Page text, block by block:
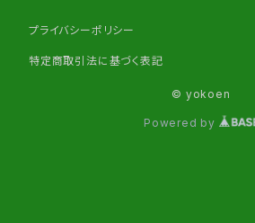
プライバシーポリシー
特定商取引法に基づく表記
© yokoen
Powered by